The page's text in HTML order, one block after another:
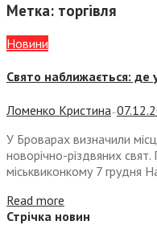
Метка: торгівля
Новини
Свято наближається: де
Ломенко Кристина —
У Броварах визначили
новорічно-різдвяних
міськвиконкому 7 грудня
Read more
Стрічка новин